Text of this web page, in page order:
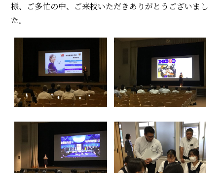
様、ご多忙の中、ご来校いただきありがとうございまし
た。